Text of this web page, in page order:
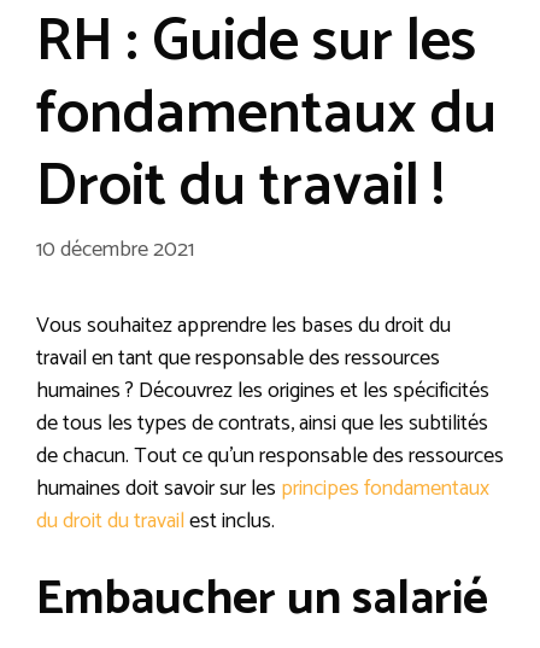
RH : Guide sur les
fondamentaux du
Droit du travail !
10 décembre 2021
Vous souhaitez apprendre les bases du droit du
travail en tant que responsable des ressources
humaines ? Découvrez les origines et les spécificités
de tous les types de contrats, ainsi que les subtilités
de chacun. Tout ce qu’un responsable des ressources
humaines doit savoir sur les principes fondamentaux
du droit du travailest inclus.
Embaucher un salarié